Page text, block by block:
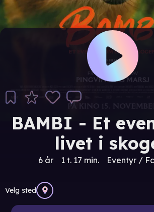
BAMBI - Et
livet i
6 år 1 t. 17 min. Eventyr /
Velg sted